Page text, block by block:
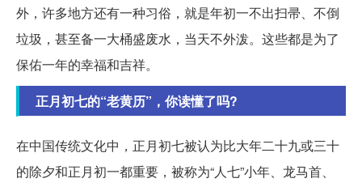
外，许多地方还有一种习俗，就是年初一不出扫帚、不倒
垃圾，甚至备一大桶盛废水，当天不外泼。这些都是为了
保佑一年的幸福和吉祥。
正月初七的“老黄历”，你读懂了吗?
在中国传统文化中，正月初七被认为比大年二十九或三十
的除夕和正月初一都重要，被称为“人七”小年、龙马首、